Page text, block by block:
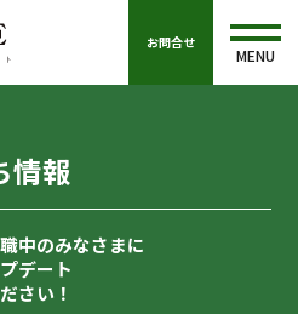
お問合せ
MENU
情報
中のみなさまに
デート
さい！